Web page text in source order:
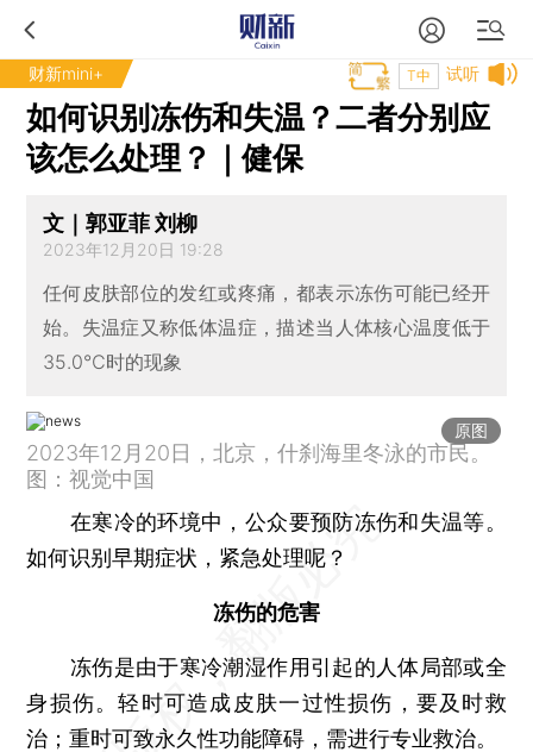
财新mini+ 试听
T中
如何识别冻伤和失温？二者分别应
该怎么处理？｜健保
文｜郭亚菲 刘柳
2023年12月20日 19:28
任何皮肤部位的发红或疼痛，都表示冻伤可能已经开
始。失温症又称低体温症，描述当人体核心温度低于
35.0℃时的现象
原图
2023年12月20日，北京，什刹海里冬泳的市民。
图：视觉中国
在寒冷的环境中，公众要预防冻伤和失温等。
如何识别早期症状，紧急处理呢？
冻伤的危害
冻伤是由于寒冷潮湿作用引起的人体局部或全
身损伤。轻时可造成皮肤一过性损伤，要及时救
治；重时可致永久性功能障碍，需进行专业救治。